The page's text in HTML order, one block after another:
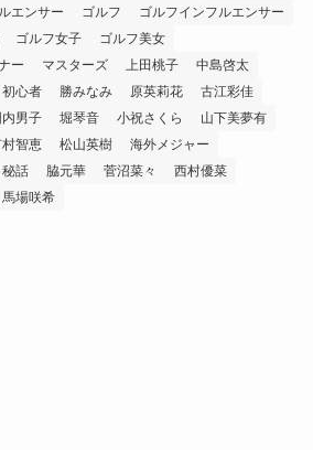
エンサー ゴルフ
ゴルフインフルエンサー
ゴルフ女子
ゴルフ美女
ー マスターズ 上田桃子
中島啓太
初心者 勝みなみ 原英莉花
古江彩佳
内男子 堀琴音 小祝さくら
山下美夢有
智恵 松山英樹
海外メジャー
秘話 脇元華 菅沼菜々
西村優菜
馬場咲希